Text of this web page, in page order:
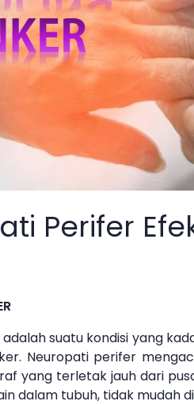
Perifer
suatu kondisi yang
Neuropati perifer
yang terletak jauh dari
dalam tubuh, tidak mudah